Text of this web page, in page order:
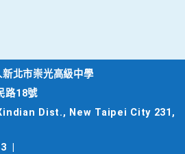
北市崇光高級中學
路18號
Dist., New Taipei City 231,